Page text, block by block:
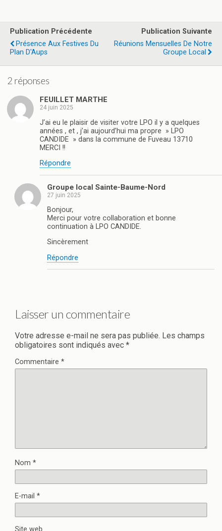
b
o
o
k
o
d
n
g
er
Publication Précédente
Présence Aux Festives Du
Plan D'Aups
Publication Suivante
Réunions Mensuelles De Notre
Groupe Local
2 réponses
FEUILLET MARTHE
24 juin 2025
J’ai eu le plaisir de visiter votre LPO il y a quelques
années , et , j’ai aujourd’hui ma propre » LPO
CANDIDE » dans la commune de Fuveau 13710
MERCI !!
Répondre
Groupe local Sainte-Baume-Nord
27 juin 2025
Bonjour,
Merci pour votre collaboration et bonne
continuation à LPO CANDIDE.
Sincèrement
Répondre
Laisser un commentaire
Votre adresse e-mail ne sera pas publiée. Les champs
obligatoires sont indiqués avec *
Commentaire *
Nom *
E-mail *
Site web